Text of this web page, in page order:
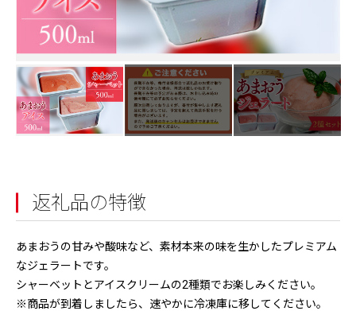
返礼品の特徴
あまおうの甘みや酸味など、素材本来の味を生かしたプレミアム
なジェラートです。
シャーベットとアイスクリームの2種類でお楽しみください。
※商品が到着しましたら、速やかに冷凍庫に移してください。